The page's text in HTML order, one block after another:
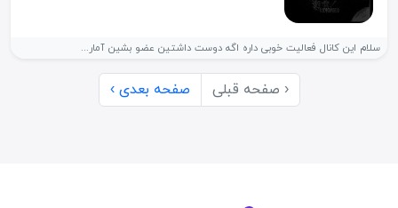
سلام این کانال فعالیت خوبی داره اگه دوست داشتین عضو بشین آمار...
‹ صفحه قبلی صفحه بعدی ›